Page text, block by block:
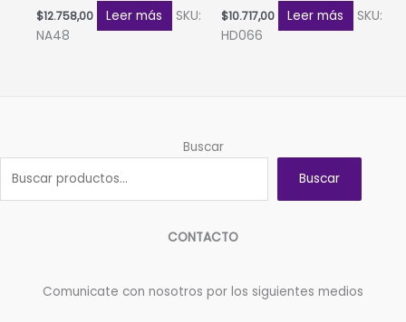
$12.758,00 Leer más
SKU:
NA48
$10.717,00 Leer más
SKU:
HD066
Buscar
Buscar
CONTACTO
Comunicate con nosotros por los siguientes medios